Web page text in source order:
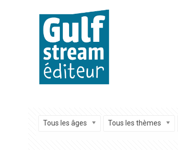
Tous les âges Tous les thèmes